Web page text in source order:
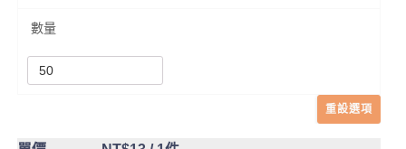
數量
重設選項